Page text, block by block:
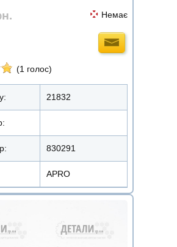
Немає
(1 голос)
21832
830291
APRO